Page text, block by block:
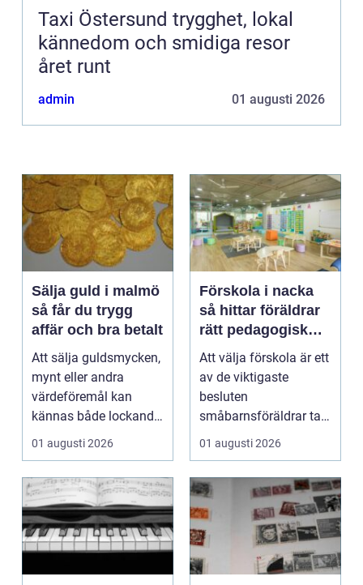
Taxi Östersund trygghet, lokal
kännedom och smidiga resor
året runt
admin 01 augusti 2026
Sälja guld i malmö
så får du trygg
affär och bra betalt
Att sälja guldsmycken,
mynt eller andra
värdeföremål kan
kännas både lockande
och osäkert på samma
01 augusti 2026
Förskola i nacka
så hittar föräldrar
rätt pedagogisk
trygghet
Att välja förskola är ett
av de viktigaste
besluten
småbarnsföräldrar tar.
Omsorg, trygghet,
pedagog...
01 augusti 2026